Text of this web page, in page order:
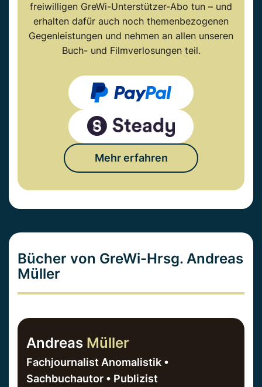
freiwilligen GreWi-Unterstützer-Abo tun – und
erhalten dafür auch noch themenbezogenen
Gegenleistungen und nehmen an allen unseren
Buch- und Filmverlosungen teil.
Mehr erfahren
Bücher von GreWi-Hrsg. Andreas
Müller
Andreas Müller
Fachjournalist Anomalistik •
Sachbuchautor • Publizist